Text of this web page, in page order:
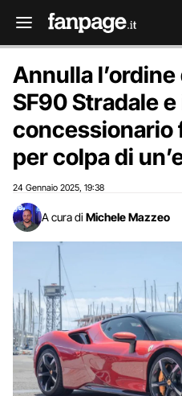
Annulla
SF90 Stradale e
concessionario
per colpa di
24 Gennaio 2025 19:38
A cura di Michele Mazzeo